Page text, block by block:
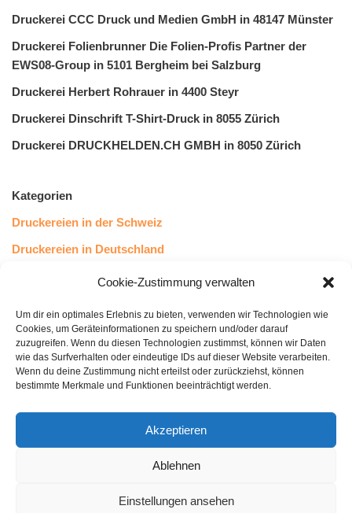
Cookie-Zustimmung verwalten
Um dir ein optimales Erlebnis zu bieten, verwenden wir Technologien wie
Cookies, um Geräteinformationen zu speichern und/oder darauf
zuzugreifen. Wenn du diesen Technologien zustimmst, können wir Daten
wie das Surfverhalten oder eindeutige IDs auf dieser Website verarbeiten.
Wenn du deine Zustimmung nicht erteilst oder zurückziehst, können
bestimmte Merkmale und Funktionen beeinträchtigt werden.
Akzeptieren
Ablehnen
Einstellungen ansehen
Druckerei CCC Druck und Medien GmbH in 48147 Münster
Druckerei Folienbrunner Die Folien-Profis Partner der
EWS08-Group in 5101 Bergheim bei Salzburg
Druckerei Herbert Rohrauer in 4400 Steyr
Druckerei Dinschrift T-Shirt-Druck in 8055 Zürich
Druckerei DRUCKHELDEN.CH GMBH in 8050 Zürich
Kategorien
Druckereien in der Schweiz
Druckereien in Deutschland
Druckereien in Österreich
Kundenstimmen
43Leserstimmen